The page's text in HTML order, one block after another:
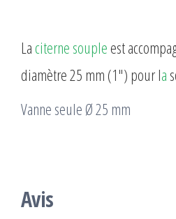
La citerne souple est
diamètre 25 mm (1″) pour la
Vanne seule Ø 25 mm
Avis